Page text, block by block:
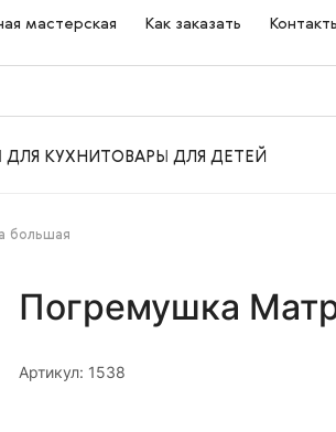
мастерская Как заказать
ДЛЯ КУХНИ ТОВАРЫ ДЛЯ ДЕТЕЙ
большая
Погремушка
Артикул: 1538